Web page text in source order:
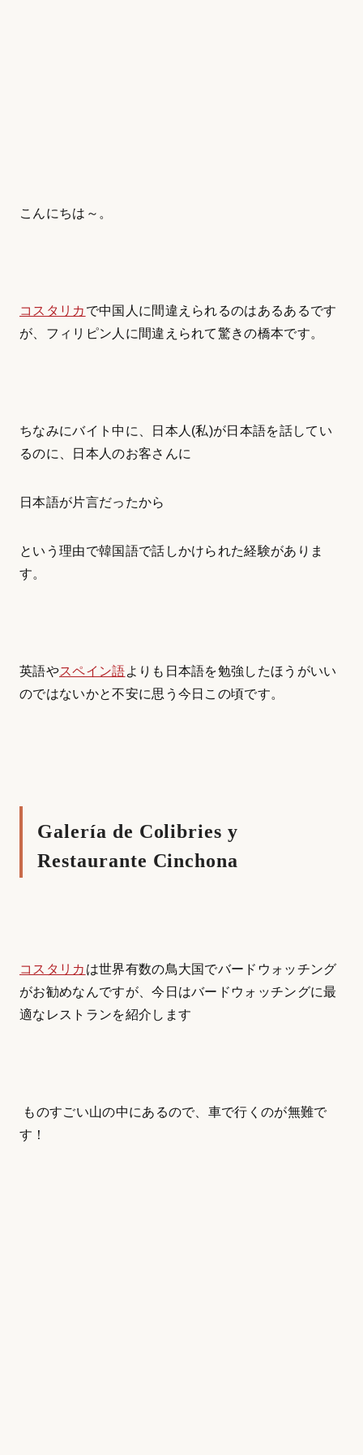
こんにちは～。
コスタリカ で中国人に間違えられるのはあるあるです
が、フィリピン人に間違えられて驚きの橋本です。
ちなみにバイト中に、日本人(私)が日本語を話してい
るのに、日本人のお客さんに
日本語が片言だったから
という理由で韓国語で話しかけられた経験がありま
す。
英語やスペイン語よりも日本語を勉強したほうがいい
のではないかと不安に思う今日この頃です。
Galería de Colibries y
Restaurante Cinchona
コスタリカ は世界有数の鳥大国でバードウォッチング
がお勧めなんですが、今日はバードウォッチングに最
適なレストランを紹介します
ものすごい山の中にあるので、車で行くのが無難で
す！